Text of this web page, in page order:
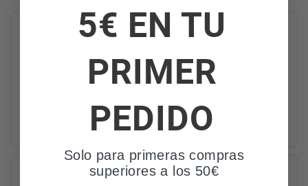
4.9 10 reseñas
10 de 10 (100%) autores de reseña recomiendan este
Escribe una reseña
Muestra de puntuación
5€ EN TU
PRIMER
PEDIDO
Solo para primeras compras
superiores a los 50€